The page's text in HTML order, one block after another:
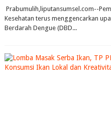
Prabumulih,liputansumsel.com--
Kesehatan terus menggencarkan
Berdarah Dengue (DBD...